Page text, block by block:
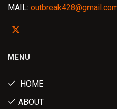
MAIL:
MENU
HOME
ABOUT